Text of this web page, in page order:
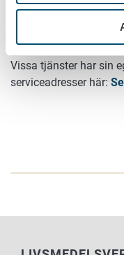
Vissa tjänster har sin
serviceadresser här: